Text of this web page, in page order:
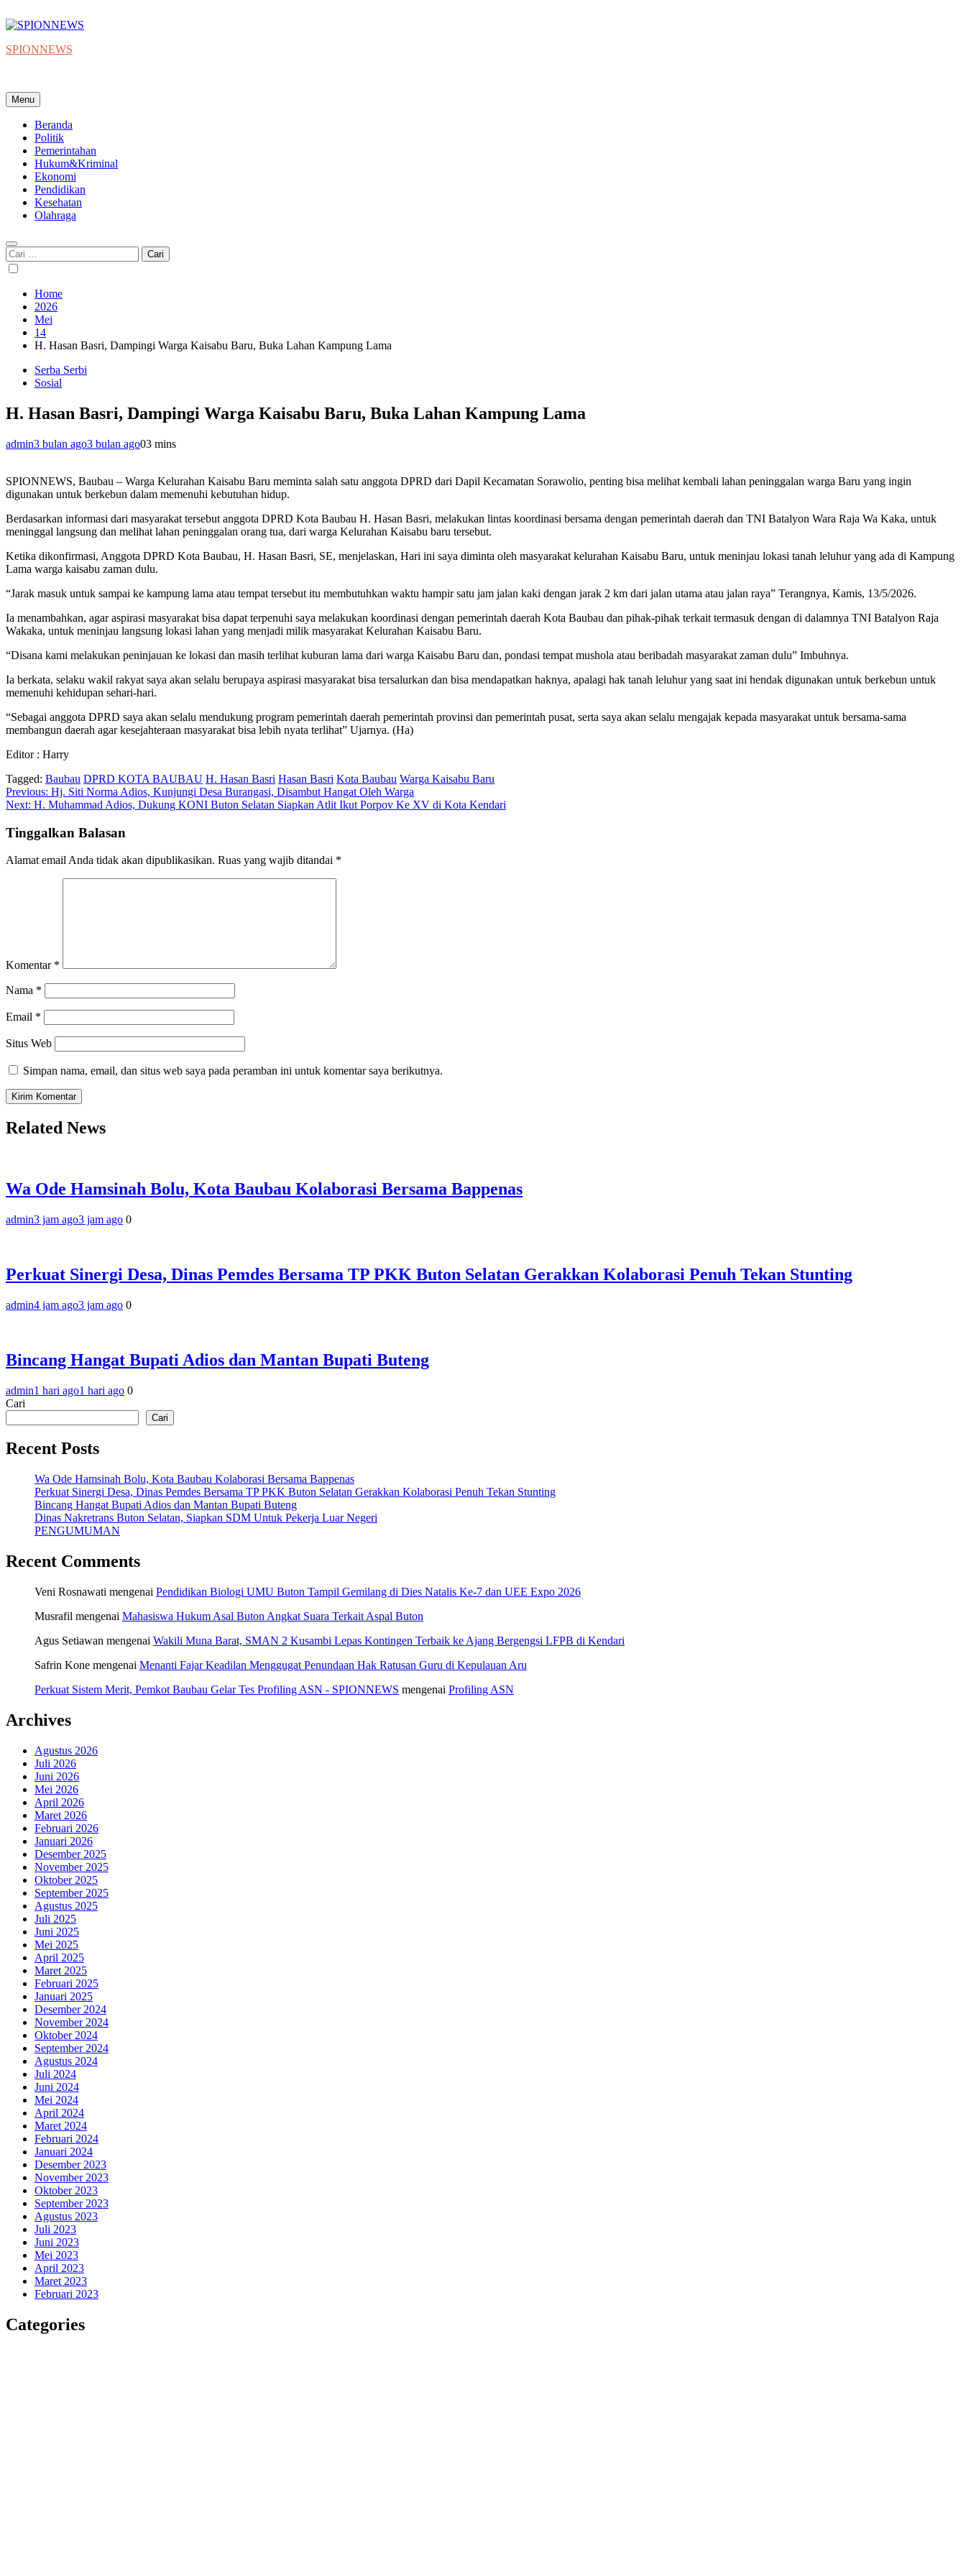
to
SPIONNEWS
Menu
Beranda
Politik
Pemerintahan
Hukum&Kriminal
Ekonomi
Pendidikan
Kesehatan
Olahraga
Cari
untuk:
Home
2026
Mei
14
H. Hasan Basri, Dampingi Warga Kaisabu Baru, Buka Lahan Kampung Lama
Serba Serbi
Sosial
H. Hasan Basri, Dampingi Warga Kaisabu Baru, Buka Lahan Kampung Lama
admin3 bulan ago3 bulan ago03 mins
SPIONNEWS, Baubau – Warga Kelurahan Kaisabu Baru meminta salah satu anggota DPRD dari Dapil Kecamatan Sorawolio, penting bisa melihat kembali lahan peninggalan warga Baru yang ingin
digunakan untuk berkebun dalam memenuhi kebutuhan hidup.
Berdasarkan informasi dari masyarakat tersebut anggota DPRD Kota Baubau H. Hasan Basri, melakukan lintas koordinasi bersama dengan pemerintah daerah dan TNI Batalyon Wara Raja Wa Kaka, untuk
meninggal langsung dan melihat lahan peninggalan orang tua, dari warga Kelurahan Kaisabu baru tersebut.
Ketika dikonfirmasi, Anggota DPRD Kota Baubau, H. Hasan Basri, SE, menjelaskan, Hari ini saya diminta oleh masyarakat kelurahan Kaisabu Baru, untuk meninjau lokasi tanah leluhur yang ada di Kampung
Lama warga kaisabu zaman dulu.
“Jarak masuk untuk sampai ke kampung lama atau tempat tersebut itu membutuhkan waktu hampir satu jam jalan kaki dengan jarak 2 km dari jalan utama atau jalan raya” Terangnya, Kamis, 13/5/2026.
Ia menambahkan, agar aspirasi masyarakat bisa dapat terpenuhi saya melakukan koordinasi dengan pemerintah daerah Kota Baubau dan pihak-pihak terkait termasuk dengan di dalamnya TNI Batalyon Raja
Wakaka, untuk meninjau langsung lokasi lahan yang menjadi milik masyarakat Kelurahan Kaisabu Baru.
“Disana kami melakukan peninjauan ke lokasi dan masih terlihat kuburan lama dari warga Kaisabu Baru dan, pondasi tempat mushola atau beribadah masyarakat zaman dulu” Imbuhnya.
Ia berkata, selaku wakil rakyat saya akan selalu berupaya aspirasi masyarakat bisa tersalurkan dan bisa mendapatkan haknya, apalagi hak tanah leluhur yang saat ini hendak digunakan untuk berkebun untuk
memenuhi kehidupan sehari-hari.
“Sebagai anggota DPRD saya akan selalu mendukung program pemerintah daerah pemerintah provinsi dan pemerintah pusat, serta saya akan selalu mengajak kepada masyarakat untuk bersama-sama
membangun daerah agar kesejahteraan masyarakat bisa lebih nyata terlihat” Ujarnya. (Ha)
Editor : Harry
Tagged: Baubau DPRD KOTA BAUBAU H. Hasan Basri Hasan Basri Kota Baubau Warga Kaisabu Baru
Navigasi
pos
Previous: Hj. Siti Norma Adios, Kunjungi Desa Burangasi, Disambut Hangat Oleh Warga
Next: H. Muhammad Adios, Dukung KONI Buton Selatan Siapkan Atlit Ikut Porpov Ke XV di Kota Kendari
Tinggalkan Balasan
Alamat email Anda tidak akan dipublikasikan. Ruas yang wajib ditandai *
Komentar *
Nama *
Email *
Situs Web
Simpan nama, email, dan situs web saya pada peramban ini untuk komentar saya berikutnya.
Related News
Wa Ode Hamsinah Bolu, Kota Baubau Kolaborasi Bersama Bappenas
admin3 jam ago3 jam ago 0
Perkuat Sinergi Desa, Dinas Pemdes Bersama TP PKK Buton Selatan Gerakkan Kolaborasi Penuh Tekan Stunting
admin4 jam ago3 jam ago 0
Bincang Hangat Bupati Adios dan Mantan Bupati Buteng
admin1 hari ago1 hari ago 0
Cari
Cari
Recent Posts
Wa Ode Hamsinah Bolu, Kota Baubau Kolaborasi Bersama Bappenas
Perkuat Sinergi Desa, Dinas Pemdes Bersama TP PKK Buton Selatan Gerakkan Kolaborasi Penuh Tekan Stunting
Bincang Hangat Bupati Adios dan Mantan Bupati Buteng
Dinas Nakretrans Buton Selatan, Siapkan SDM Untuk Pekerja Luar Negeri
PENGUMUMAN
Recent Comments
Veni Rosnawati mengenai Pendidikan Biologi UMU Buton Tampil Gemilang di Dies Natalis Ke-7 dan UEE Expo 2026
Musrafil mengenai Mahasiswa Hukum Asal Buton Angkat Suara Terkait Aspal Buton
Agus Setiawan mengenai Wakili Muna Barat, SMAN 2 Kusambi Lepas Kontingen Terbaik ke Ajang Bergengsi LFPB di Kendari
Safrin Kone mengenai Menanti Fajar Keadilan Menggugat Penundaan Hak Ratusan Guru di Kepulauan Aru
Perkuat Sistem Merit, Pemkot Baubau Gelar Tes Profiling ASN - SPIONNEWS mengenai Profiling ASN
Archives
Agustus 2026
Juli 2026
Juni 2026
Mei 2026
April 2026
Maret 2026
Februari 2026
Januari 2026
Desember 2025
November 2025
Oktober 2025
September 2025
Agustus 2025
Juli 2025
Juni 2025
Mei 2025
April 2025
Maret 2025
Februari 2025
Januari 2025
Desember 2024
November 2024
Oktober 2024
September 2024
Agustus 2024
Juli 2024
Juni 2024
Mei 2024
April 2024
Maret 2024
Februari 2024
Januari 2024
Desember 2023
November 2023
Oktober 2023
September 2023
Agustus 2023
Juli 2023
Juni 2023
Mei 2023
April 2023
Maret 2023
Februari 2023
Categories